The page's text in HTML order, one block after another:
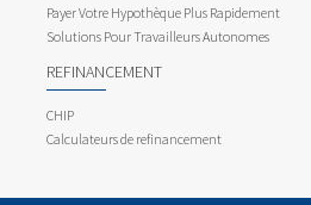
Payer Votre Hypothèque Plus Rapidement
Solutions Pour Travailleurs Autonomes
REFINANCEMENT
CHIP
Calculateurs de refinancement